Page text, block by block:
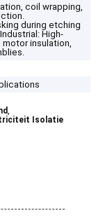
coil wrapping,
during etching
High-
insulation,
,
Isolatie